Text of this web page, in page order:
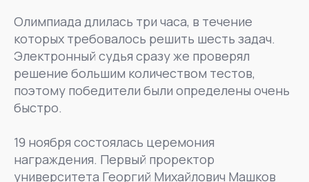
Олимпиада длилась три часа, в течение
которых требовалось решить шесть задач.
Электронный судья сразу же проверял
решение большим количеством тестов,
поэтому победители были определены очень
быстро.
19 ноября состоялась церемония
награждения. Первый проректор
университета Георгий Михайлович Машков